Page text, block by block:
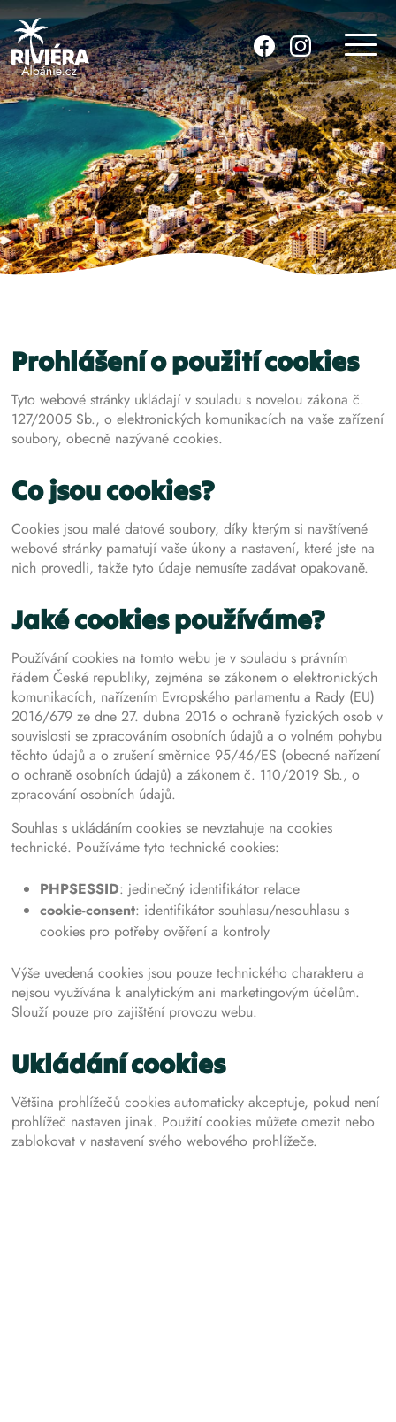
Najděte nás na sociálních
Prohlášení o použití cookies
Tyto webové stránky ukládají v souladu s novelou zákona č.
127/2005 Sb., o elektronických komunikacích na vaše zařízení
soubory, obecně nazývané cookies.
Co jsou cookies?
Cookies jsou malé datové soubory, díky kterým si navštívené
webové stránky pamatují vaše úkony a nastavení, které jste na
nich provedli, takže tyto údaje nemusíte zadávat opakovaně.
Jaké cookies používáme?
Používání cookies na tomto webu je v souladu s právním
řádem České republiky, zejména se zákonem o elektronických
komunikacích, nařízením Evropského parlamentu a Rady (EU)
2016/679 ze dne 27. dubna 2016 o ochraně fyzických osob v
souvislosti se zpracováním osobních údajů a o volném pohybu
těchto údajů a o zrušení směrnice 95/46/ES (obecné nařízení
o ochraně osobních údajů) a zákonem č. 110/2019 Sb., o
zpracování osobních údajů.
Souhlas s ukládáním cookies se nevztahuje na cookies
technické. Používáme tyto technické cookies:
PHPSESSID: jedinečný identifikátor relace
cookie-consent: identifikátor souhlasu/nesouhlasu s
cookies pro potřeby ověření a kontroly
Výše uvedená cookies jsou pouze technického charakteru a
nejsou využívána k analytickým ani marketingovým účelům.
Slouží pouze pro zajištění provozu webu.
Ukládání cookies
Většina prohlížečů cookies automaticky akceptuje, pokud není
prohlížeč nastaven jinak. Použití cookies můžete omezit nebo
zablokovat v nastavení svého webového prohlížeče.